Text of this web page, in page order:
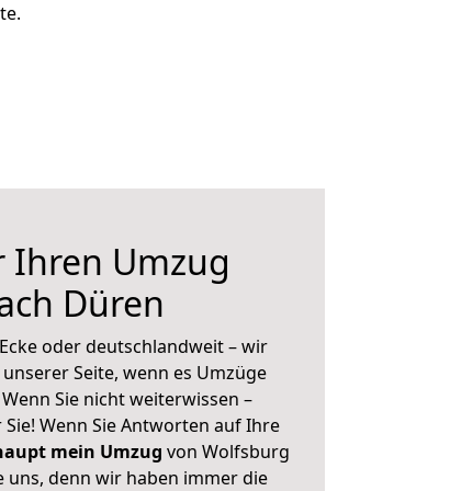
Ihren Umzug
Düren
oder deutschlandweit – wir
Seite, wenn es Umzüge
Sie nicht weiterwissen –
Wenn Sie Antworten auf Ihre
mein Umzug von Wolfsburg
uns, denn wir haben immer die